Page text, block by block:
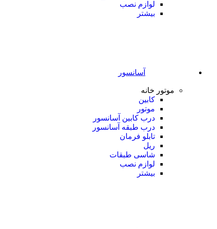
لوازم نصب
بیشتر
آسانسور
موتور خانه
کابین
موتور
درب کابین آسانسور
درب طبقه آسانسور
تابلو فرمان
ریل
شاسی طبقات
لوازم نصب
بیشتر